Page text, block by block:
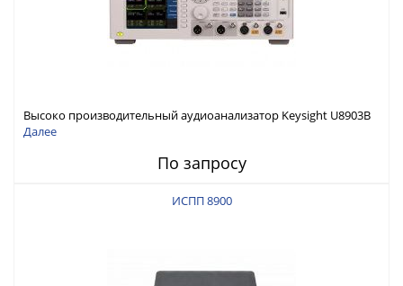
Высоко производительный аудиоанализатор Keysight U8903B
Далее
По запросу
ИСПП 8900